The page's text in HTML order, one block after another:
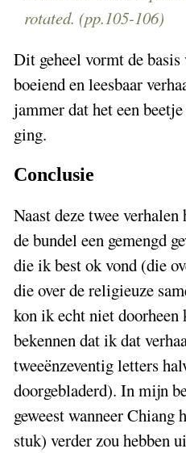
rotated. (pp.105-106)
Dit geheel vormt de basis
boeiend en leesbaar
jammer dat het een
ging.
Conclusie
Naast deze twee
de bundel een gemengd
die ik best ok vond (die
die over de religieuze
kon ik echt niet
bekennen dat ik dat
tweeënzeventig letters
doorgebladerd). In mijn
geweest wanneer Chiang
stuk) verder zou hebben